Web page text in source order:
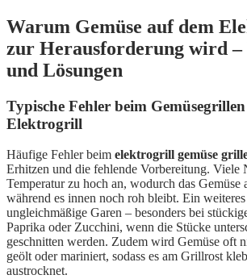
Warum Gemüse auf dem
zur Herausforderung wird –
und Lösungen
Typische Fehler beim
Elektrogrill
Häufige Fehler beim elektrogrill gemüse
Erhitzen und die fehlende Vorbereitung. Viele
Temperatur zu hoch an, wodurch das Gemüse
während es innen noch roh bleibt. Ein
ungleichmäßige Garen – besonders bei
Paprika oder Zucchini, wenn die Stücke
geschnitten werden. Zudem wird Gemüse oft
geölt oder mariniert, sodass es am Grillrost
austrocknet.